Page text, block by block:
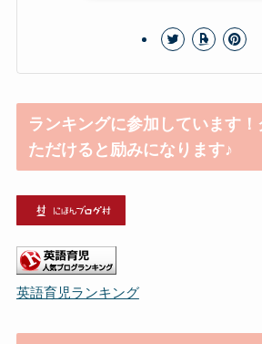
ランキングに参加しています
ただけると励みになります♪
英語育児ランキング